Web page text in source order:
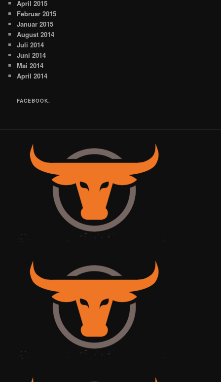
April 2015
Februar 2015
Januar 2015
August 2014
Juli 2014
Juni 2014
Mai 2014
April 2014
FACEBOOK.